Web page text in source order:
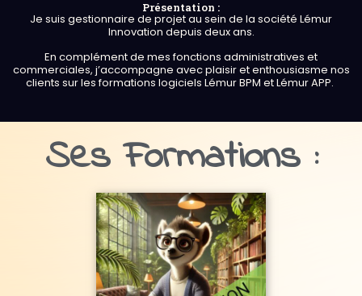
Présentation :
Je suis gestionnaire de projet au sein de la société Lémur
Innovation depuis deux ans.
En complément de mes fonctions administratives et
commerciales, j’accompagne avec plaisir et enthousiasme nos
clients sur les formations logiciels Lémur BPM et Lémur APP.
Ses Formations :